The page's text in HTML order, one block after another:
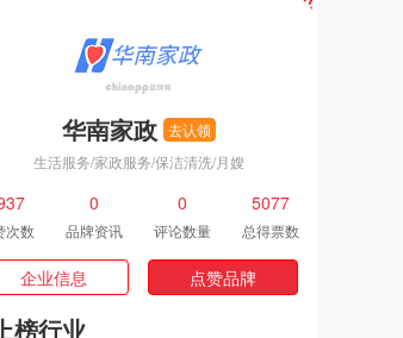
华南家政 去认领
生活服务/家政服务/保洁清洗/月嫂
次数
0
品牌资讯
0
评论数量
5077
总得票数
企业信息 点赞品牌
榜行业